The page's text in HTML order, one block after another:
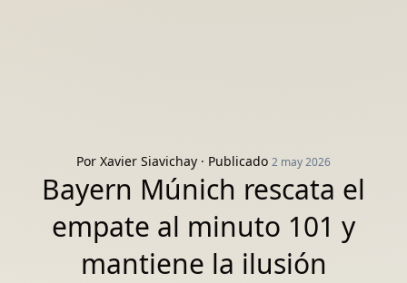
Por Xavier Siavichay · Publicado 2 may 2026
Bayern Múnich rescata el
empate al minuto 101 y
mantiene la ilusión